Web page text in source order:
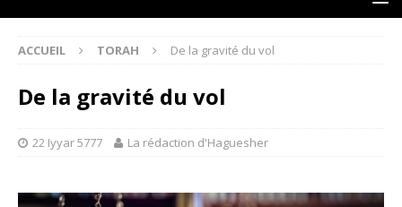
ACCUEIL TORAH De la gravité du vol
De la gravité du vol
22 Iyyar 5777 La rédaction d'Haguesher